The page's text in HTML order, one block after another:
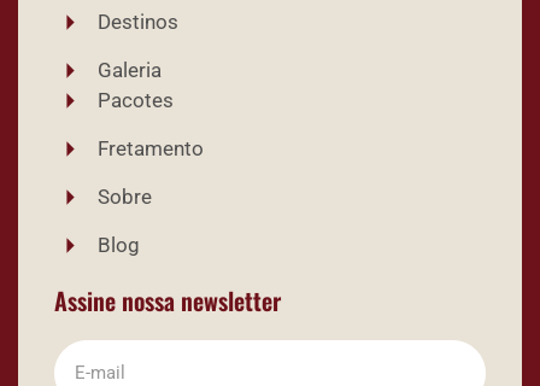
Destinos
Galeria
Pacotes
Fretamento
Sobre
Blog
Assine nossa newsletter